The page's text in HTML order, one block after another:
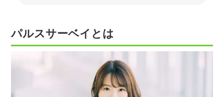
パルスサーベイとは